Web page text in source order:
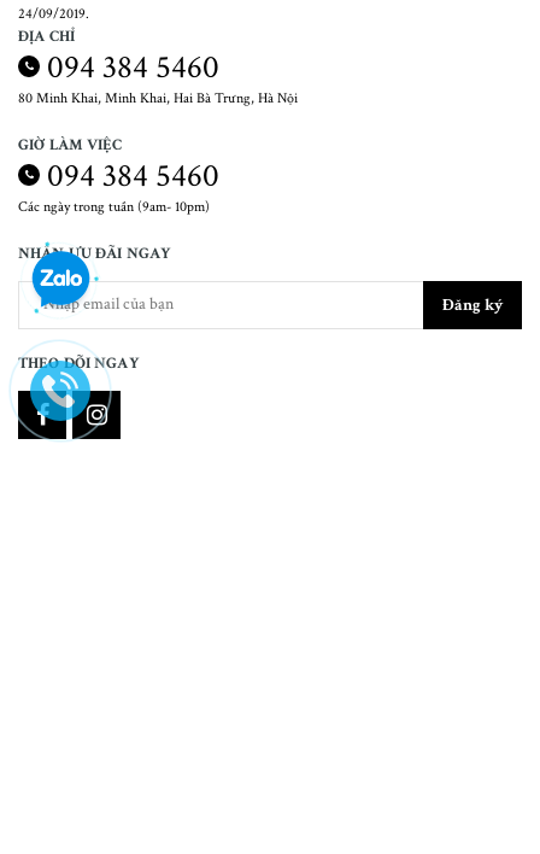
24/09/2019.
ĐỊA CHỈ
094 384 5460
80 Minh Khai, Minh Khai, Hai Bà Trưng, Hà Nội
GIỜ LÀM VIỆC
094 384 5460
Các ngày trong tuần (9am- 10pm)
NHẬN ƯU ĐÃI NGAY
Đăng ký
THEO DÕI NGAY